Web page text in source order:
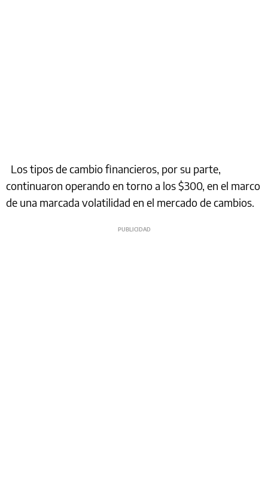
Los tipos de cambio financieros, por su parte,
continuaron operando en torno a los $300, en el marco
de una marcada volatilidad en el mercado de cambios.